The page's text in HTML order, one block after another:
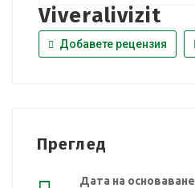
Viveralivizit
Добавете рецензия
Преглед
Дата на основаване